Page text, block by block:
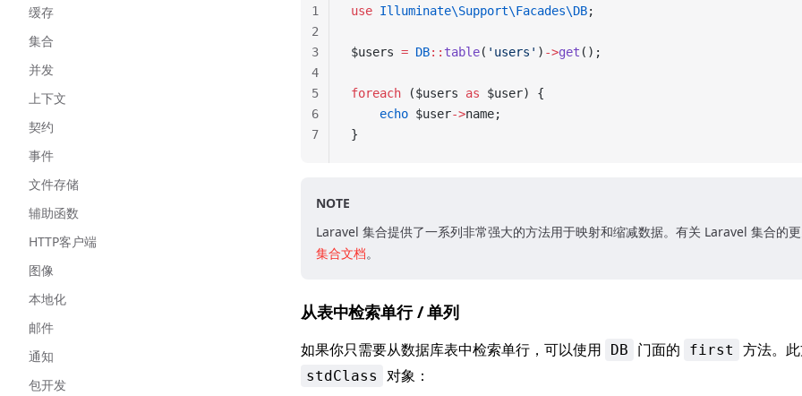
缓存
集合
并发
上下文
契约
事件
文件存储
辅助函数
HTTP客户端
图像
本地化
邮件
通知
包开发
use Illuminate\Support\Facades\DB;
$users = DB:: table( 'users' ) ->get ();
foreach ($users as $user) {
    echo
$user->name;
}
1
2
3
4
5
6
7
NOTE
Laravel 集合提供了一系列非常强大的方法用于映射和缩减数据。有关 Laravel 集合的
集合文档。
从表中检索单行 / 单列
如果你只需要从数据库表中检索单行，可以使用 DB 门面的 first 方法。
stdClass 对象：